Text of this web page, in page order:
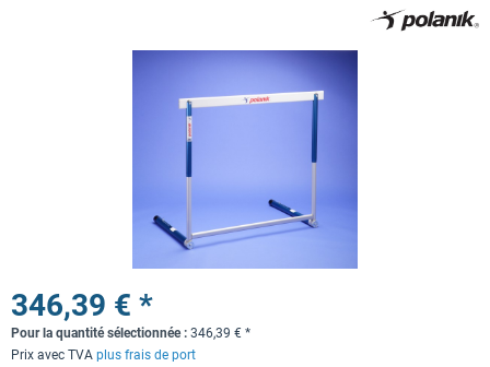
346,39 € *
Pour la quantité sélectionnée : 346,39 € *
Prix avec TVA plus frais de port